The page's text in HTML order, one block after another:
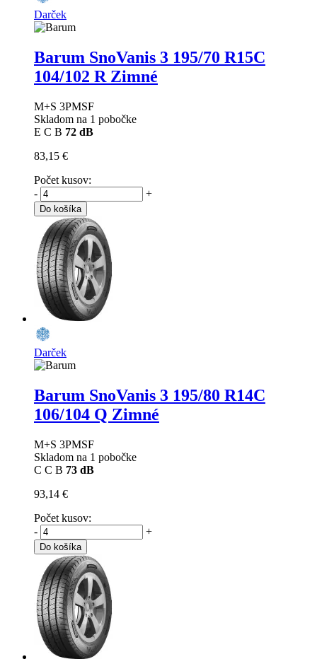
Darček
Barum SnoVanis 3 195/70 R15C
104/102 R Zimné
M+S 3PMSF
Skladom na 1 pobočke
E C B 72 dB
83,15 €
Počet kusov:
-
+
Do košíka
Darček
Barum SnoVanis 3 195/80 R14C
106/104 Q Zimné
M+S 3PMSF
Skladom na 1 pobočke
C C B 73 dB
93,14 €
Počet kusov:
-
+
Do košíka